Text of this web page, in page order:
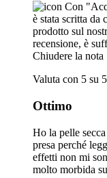
Con
è stata scritta da
prodotto sul
recensione, è
Chiudere la nota
Valuta con 5 su
Ottimo
Ho la pelle
presa perché
effetti non mi
molto morbida